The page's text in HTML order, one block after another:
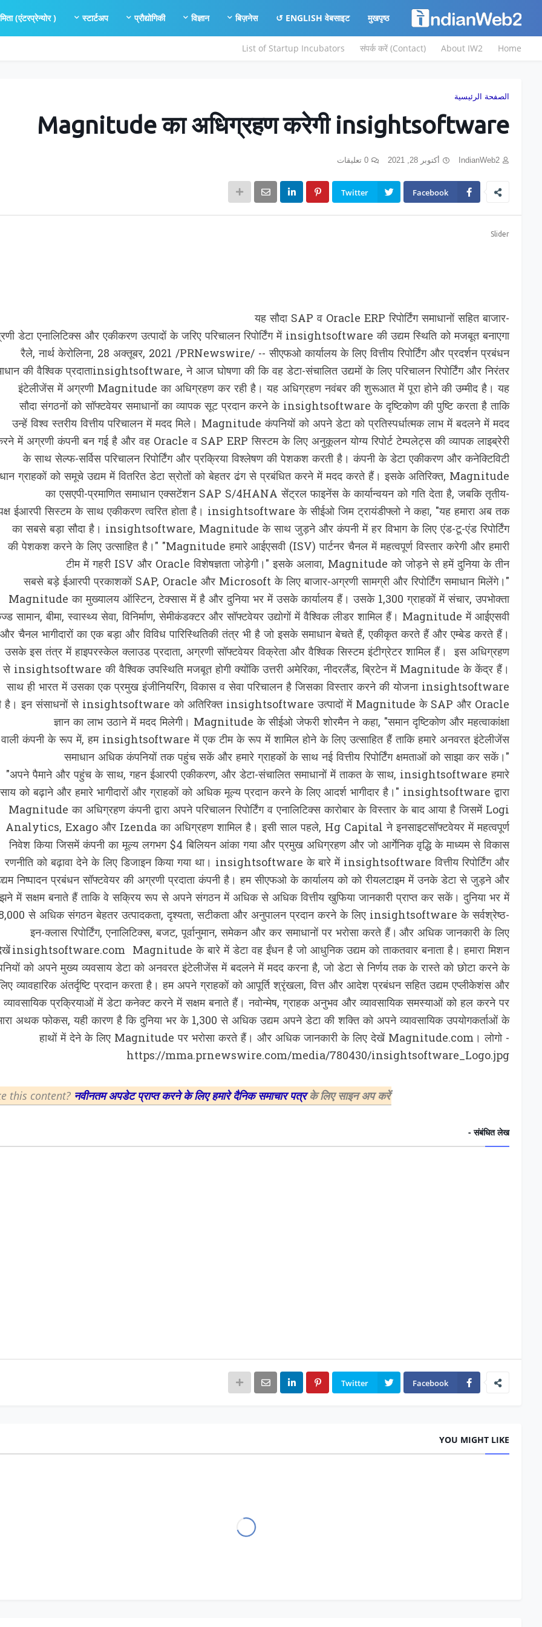
मुखपृष्ठ
ENGLISH वेबसाइट ↺
बिज़नेस
विज्ञान
प्रौद्योगिकी
स्टार्टअप
(एंटरप्रेन्योर )
Home
About IW2
संपर्क करें (Contact)
List of Startup Incubators
الصفحة الرئيسية
Magnitude का अधिग्रहण करेगी insightsoftware
IndianWeb2 أكتوبر 28, 2021 0 تعليقات
Facebook
Twitter
Slider
यह सौदा SAP व Oracle ERP रिपोर्टिंग समाधानों सहित बाजार-
डेटा एनालिटिक्स और एकीकरण उत्पादों के जरिए परिचालन रिपोर्टिंग में insightsoftware की उद्यम स्थिति को मजबूत बनाएगा
रैले, नार्थ केरोलिना, 28 अक्तूबर, 2021 /PRNewswire/ -- सीएफओ कार्यालय के लिए वित्तीय रिपोर्टिंग और प्रदर्शन प्रबंधन
की वैश्विक प्रदाताinsightsoftware, ने आज घोषणा की कि वह डेटा-संचालित उद्यमों के लिए परिचालन रिपोर्टिंग और निरंतर
इंटेलीजेंस में अग्रणी Magnitude का अधिग्रहण कर रही है। यह अधिग्रहण नवंबर की शुरूआत में पूरा होने की उम्मीद है। यह
सौदा संगठनों को सॉफ्टवेयर समाधानों का व्यापक सूट प्रदान करने के insightsoftware के दृष्टिकोण की पुष्टि करता है ताकि
उन्‍हें विश्व स्तरीय वित्तीय परिचालन में मदद मिले। Magnitude कंपनियों को अपने डेटा को प्रतिस्पर्धात्मक लाभ में बदलने में मदद
में अग्रणी कंपनी बन गई है और वह Oracle व SAP ERP सिस्‍टम के लिए अनुकूलन योग्य रिपोर्ट टेम्पलेट्स की व्‍यापक लाइब्रेरी
के साथ सेल्‍फ-सर्विस परिचालन रिपोर्टिंग और प्रक्रिया विश्लेषण की पेशकश करती है। कंपनी के डेटा एकीकरण और कनेक्टिविटी
ग्राहकों को समूचे उद्यम में वितरित डेटा स्रोतों को बेहतर ढंग से प्रबंधित करने में मदद करते हैं। इसके अतिरिक्त, Magnitude
का एसएपी-प्रमाणित समाधान एक्सटेंशन SAP S/4HANA सेंट्रल फाइनेंस के कार्यान्वयन को गति देता है, जबकि तृतीय-
ईआरपी सिस्टम के साथ एकीकरण त्‍वरित होता है। insightsoftware के सीईओ जिम ट्रायंडीफ्लो ने कहा, "यह हमारा अब तक
का सबसे बड़ा सौदा है। insightsoftware, Magnitude के साथ जुड़ने और कंपनी में हर विभाग के लिए एंड-टू-एंड रिपोर्टिंग
की पेशकश करने के लिए उत्साहित है।" "Magnitude हमारे आईएसवी (ISV) पार्टनर चैनल में महत्‍वपूर्ण विस्‍तार करेगी और हमारी
टीम में गहरी ISV और Oracle विशेषज्ञता जोड़ेगी।" इसके अलावा, Magnitude को जोड़ने से हमें दुनिया के तीन
सबसे बड़े ईआरपी प्रकाशकों SAP, Oracle और Microsoft के लिए बाजार-अग्रणी सामग्री और रिपोर्टिंग समाधान मिलेंगे।"
Magnitude का मुख्‍यालय ऑस्टिन, टेक्‍सास में है और दुनिया भर में उसके कार्यालय हैं। उसके 1,300 ग्राहकों में संचार, उपभोक्ता
सामान, बीमा, स्वास्थ्य सेवा, विनिर्माण, सेमीकंडक्टर और सॉफ्टवेयर उद्योगों में वैश्विक लीडर शामिल हैं। Magnitude में आईएसवी
और चैनल भागीदारों का एक बड़ा और विविध पारिस्थितिकी तंत्र भी है जो इसके समाधान बेचते हैं, एकीकृत करते हैं और एम्बेड करते हैं।
उसके इस तंत्र में हाइपरस्केल क्लाउड प्रदाता, अग्रणी सॉफ्टवेयर विक्रेता और वैश्विक सिस्टम इंटीग्रेटर शामिल हैं। इस अधिग्रहण
से insightsoftware की वैश्विक उपस्थिति मजबूत होगी क्‍योंकि उत्तरी अमेरिका, नीदरलैंड, ब्रिटेन में Magnitude के केंद्र हैं।
साथ ही भारत में उसका एक प्रमुख इंजीनियरिंग, विकास व सेवा परिचालन है जिसका विस्‍तार करने की योजना insightsoftware
है। इन संसाधनों से insightsoftware को अतिरिक्त insightsoftware उत्पादों में Magnitude के SAP और Oracle
ज्ञान का लाभ उठाने में मदद मिलेगी। Magnitude के सीईओ जेफरी शोरमैन ने कहा, "समान दृष्टिकोण और महत्वाकांक्षा
वाली कंपनी के रूप में, हम insightsoftware में एक टीम के रूप में शामिल होने के लिए उत्साहित हैं ताकि हमारे अनवरत इंटेलीजेंस
समाधान अधिक कंपनियों तक पहुंच सकें और हमारे ग्राहकों के साथ नई वित्तीय रिपोर्टिंग क्षमताओं को साझा कर सकें।"
"अपने पैमाने और पहुंच के साथ, गहन ईआरपी एकीकरण, और डेटा-संचालित समाधानों में ताकत के साथ, insightsoftware हमारे
को बढ़ाने और हमारे भागीदारों और ग्राहकों को अधिक मूल्य प्रदान करने के लिए आदर्श भागीदार है।" insightsoftware द्वारा
Magnitude का अधिग्रहण कंपनी द्वारा अपने परिचालन रिपोर्टिंग व एनालिटिक्‍स कारोबार के विस्‍तार के बाद आया है जिसमें Logi
Analytics, Exago और Izenda का अधिग्रहण शामिल है। इसी साल पहले, Hg Capital ने इनसाइटसॉफ्टवेयर में महत्‍वपूर्ण
निवेश किया जिसमें कंपनी का मूल्‍य लगभग $4 बिलियन आंका गया और प्रमुख अधिग्रहण और जो आर्गेनिक वृद्धि के माध्यम से विकास
रणनीति को बढ़ावा देने के लिए डिजाइन किया गया था। insightsoftware के बारे में insightsoftware वित्तीय रिपोर्टिंग और
निष्‍पादन प्रबंधन सॉफ्टवेयर की अग्रणी प्रदाता कंपनी है। हम सीएफओ के कार्यालय को को रीयलटाइम में उनके डेटा से जुड़ने और
में सक्षम बनाते हैं ताकि वे सक्रिय रूप से अपने संगठन में अधिक से अधिक वित्तीय खुफिया जानकारी प्राप्त कर सकें। दुनिया भर में
से अधिक संगठन बेहतर उत्पादकता, दृश्यता, सटीकता और अनुपालन प्रदान करने के लिए insightsoftware के सर्वश्रेष्ठ-
इन-क्लास रिपोर्टिंग, एनालिटिक्स, बजट, पूर्वानुमान, समेकन और कर समाधानों पर भरोसा करते हैं। और अधिक जानकारी के लिए
insightsoftware.com Magnitude के बारे में डेटा वह ईंधन है जो आधुनिक उद्यम को ताकतवार बनाता है। हमारा मिशन
को अपने मुख्य व्यवसाय डेटा को अनवरत इंटेलीजेंस में बदलने में मदद करना है, जो डेटा से निर्णय तक के रास्ते को छोटा करने के
व्‍यावहारिक अंतर्दृष्टि प्रदान करता है। हम अपने ग्राहकों को आपूर्ति श्रृंखला, वित्त और आदेश प्रबंधन सहित उद्यम एप्‍लीकेशंस और
व्यावसायिक प्रक्रियाओं में डेटा कनेक्ट करने में सक्षम बनाते हैं। नवोन्मेष, ग्राहक अनुभव और व्यावसायिक समस्याओं को हल करने पर
अथक फोकस, यही कारण है कि दुनिया भर के 1,300 से अधिक उद्यम अपने डेटा की शक्ति को अपने व्यावसायिक उपयोगकर्ताओं के
हाथों में देने के लिए Magnitude पर भरोसा करते हैं। और अधिक जानकारी के लिए देखें Magnitude.com। लोगो -
https://mma.prnewswire.com/media/780430/insightsoftware_Logo.jpg
this content? नवीनतम अपडेट प्राप्त करने के लिए हमारे दैनिक समाचार पत्रके लिए साइन अप करें.
संबंधित लेख -
Facebook
Twitter
YOU MIGHT LIKE